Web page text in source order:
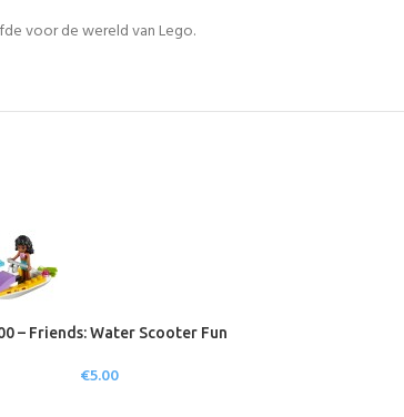
voor de wereld van Lego.
– Friends: Water Scooter Fun
€5.00